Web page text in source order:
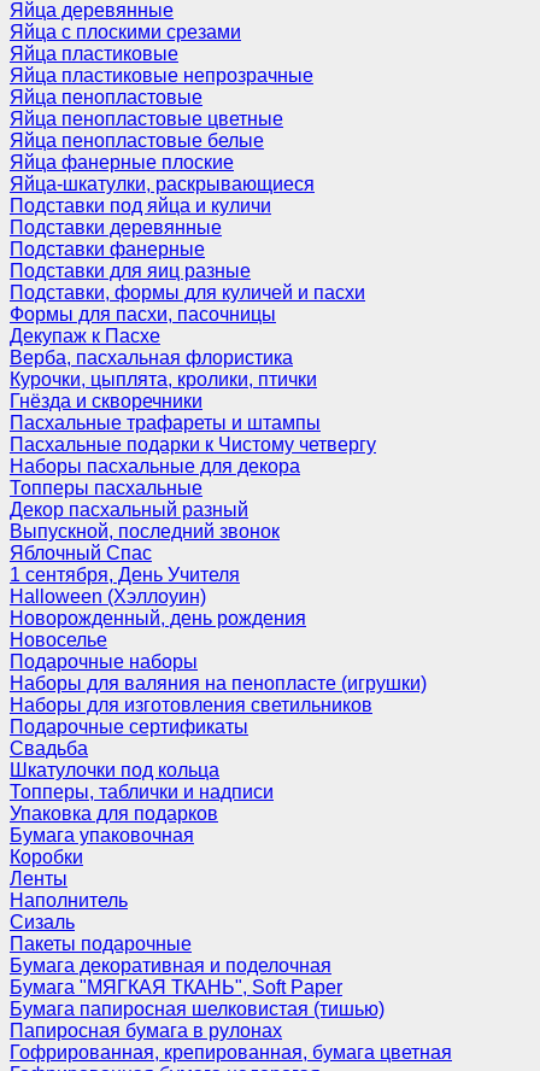
Яйца деревянные
Яйца с плоскими срезами
Яйца пластиковые
Яйца пластиковые непрозрачные
Яйца пенопластовые
Яйца пенопластовые цветные
Яйца пенопластовые белые
Яйца фанерные плоские
Яйца-шкатулки, раскрывающиеся
Подставки под яйца и куличи
Подставки деревянные
Подставки фанерные
Подставки для яиц разные
Подставки, формы для куличей и пасхи
Формы для пасхи, пасочницы
Декупаж к Пасхе
Верба, пасхальная флористика
Курочки, цыплята, кролики, птички
Гнёзда и скворечники
Пасхальные трафареты и штампы
Пасхальные подарки к Чистому четвергу
Наборы пасхальные для декора
Топперы пасхальные
Декор пасхальный разный
Выпускной, последний звонок
Яблочный Спас
1 сентября, День Учителя
Halloween (Хэллоуин)
Новорожденный, день рождения
Новоселье
Подарочные наборы
Наборы для валяния на пенопласте (игрушки)
Наборы для изготовления светильников
Подарочные сертификаты
Свадьба
Шкатулочки под кольца
Топперы, таблички и надписи
Упаковка для подарков
Бумага упаковочная
Коробки
Ленты
Наполнитель
Сизаль
Пакеты подарочные
Бумага декоративная и поделочная
Бумага "МЯГКАЯ ТКАНЬ", Soft Paper
Бумага папиросная шелковистая (тишью)
Папиросная бумага в рулонах
Гофрированная, крепированная, бумага цветная